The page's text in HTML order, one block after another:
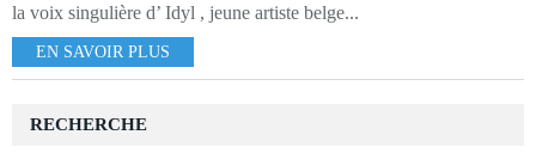
la voix singulière d’ Idyl , jeune artiste belge...
EN SAVOIR PLUS
RECHERCHE